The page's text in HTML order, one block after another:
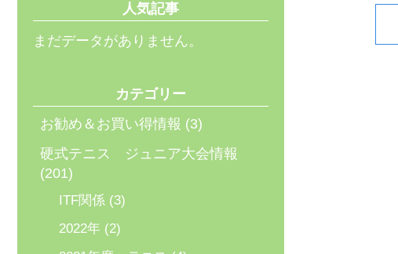
人気記事
まだデータがありません。
カテゴリー
お勧め＆お買い得情報 (3)
硬式テニス ジュニア大会情報
(201)
ITF関係 (3)
2022年(2)